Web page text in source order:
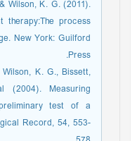
Wilson, K. G. (2011).
therapy:The process
New York: Guilford
Press.
K. G., Bissett,
Measuring
test of a
Record, 54, 553-